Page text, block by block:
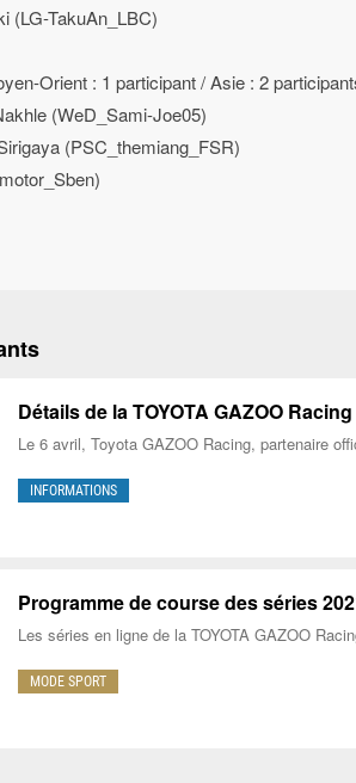
(LG-TakuAn_LBC)
Orient : 1 participant / Asie : 2
(WeD_Sami-Joe05)
(PSC_themiang_FSR)
Détails de la TOYOTA GAZOO
Le 6 avril, Toyota GAZOO Racing, partenaire
INFORMATIONS
Programme de course des séries
Les séries en ligne de la TOYOTA GAZOO
MODE SPORT